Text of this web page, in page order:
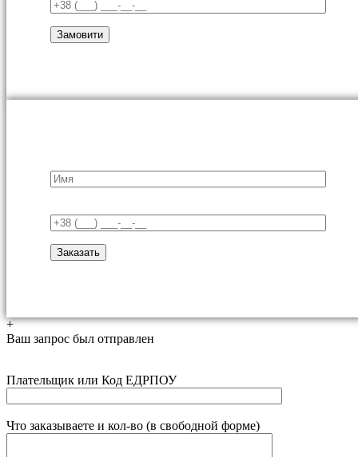
+
Ваш запрос был отправлен
Плательщик или Код ЕДРПОУ
Что заказываете и кол-во (в свободной форме)